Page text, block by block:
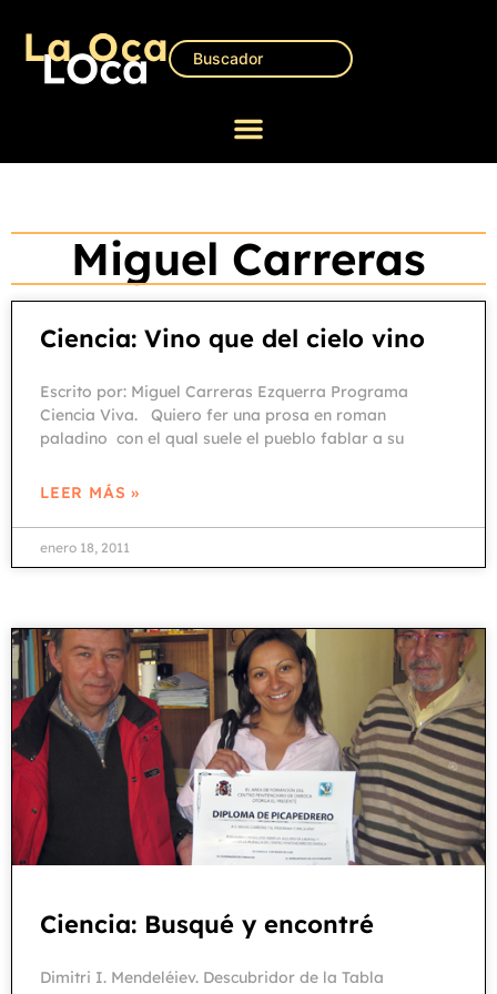
Miguel Carreras
Ciencia: Vino que del cielo vino
Escrito por: Miguel Carreras Ezquerra Programa
Ciencia Viva. Quiero fer una prosa en roman
paladino con el qual suele el pueblo fablar a su
LEER MÁS »
enero 18, 2011
Ciencia: Busqué y encontré
Dimitri I. Mendeléiev. Descubridor de la Tabla